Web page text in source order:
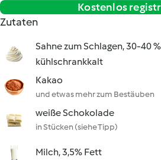
Kostenlos
Zutaten
Sahne zum Schlagen, 30-40
kühlschrankkalt
Kakao
und etwas mehr zum Bestäuben
weiße Schokolade
in Stücken (siehe Tipp)
Milch, 3,5% Fett